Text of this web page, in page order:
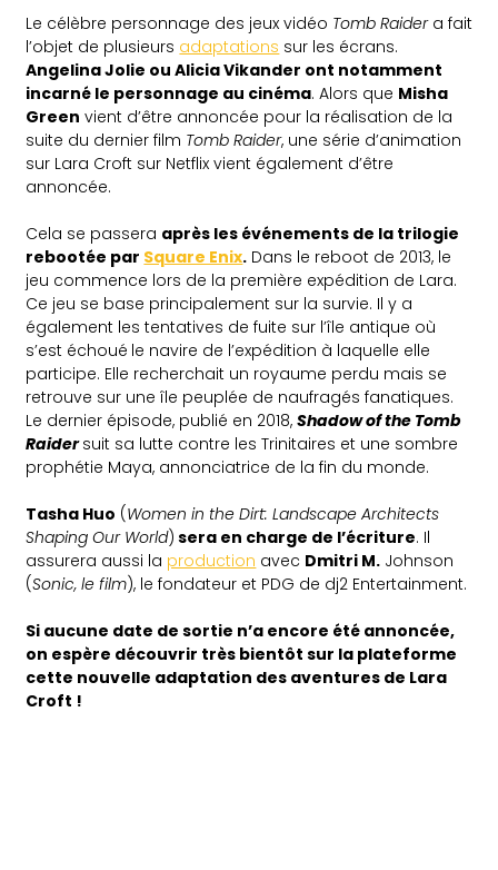
Le célèbre personnage des jeux vidéo Tomb Raidera fait
l’objet de plusieurs adaptations sur les écrans.
Angelina Jolie ou Alicia Vikander ont notamment
incarné le personnage au cinéma. Alors que Misha
Green vient d’être annoncée pour la réalisation de la
suite du dernier film Tomb Raider, une série d’animation
sur Lara Croft sur Netflix vient également d’être
annoncée.
Cela se passera après les événements de la trilogie
rebootée par Square Enix. Dans le reboot de 2013, le
jeu commence lors de la première expédition de Lara.
Ce jeu se base principalement sur la survie. Il y a
également les tentatives de fuite sur l’île antique où
s’est échoué le navire de l’expédition à laquelle elle
participe. Elle recherchait un royaume perdu mais se
retrouve sur une île peuplée de naufragés fanatiques.
Le dernier épisode, publié en 2018,Shadow of the Tomb
Raidersuit sa lutte contre les Trinitaires et une sombre
prophétie Maya, annonciatrice de la fin du monde.
Tasha Huo (Women in the Dirt: Landscape Architects
Shaping Our World) sera en charge de l’écriture. Il
assurera aussi la production avec Dmitri M. Johnson
(Sonic, le film), le fondateur et PDG de dj2 Entertainment.
Si aucune date de sortie n’a encore été annoncée,
on espère découvrir très bientôt sur la plateforme
cette nouvelle adaptation des aventures de Lara
Croft !